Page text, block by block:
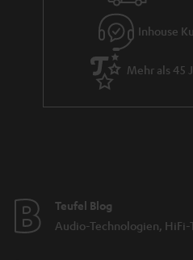
Inhouse
Mehr als 45
Teufel Blog
Audio-Technologien, HiFi-